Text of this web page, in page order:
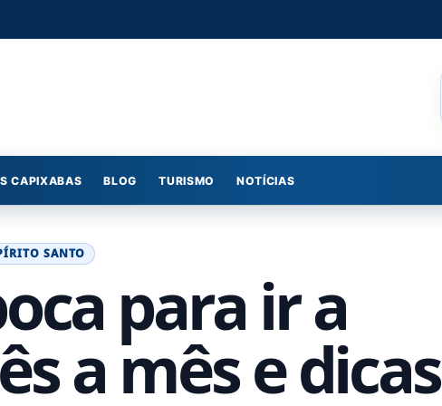
CAPIXABAS BLOG TURISMO NOTÍCIAS
SANTO
para ir a
a mês e dicas